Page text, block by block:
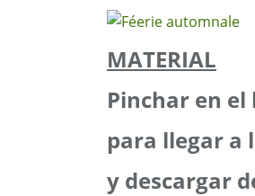
MATERIAL
Pinchar en el
para llegar a
y descargar